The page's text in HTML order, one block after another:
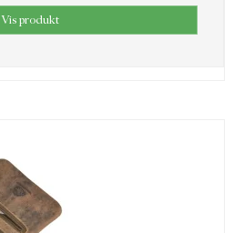
Vis produkt